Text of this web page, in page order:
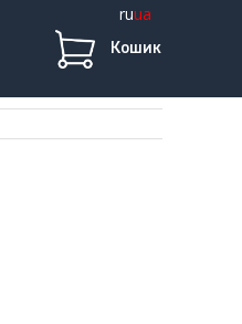
ruua
Кошик